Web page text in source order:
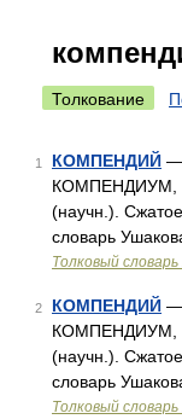
Толкование
1 КОМПЕНДИЙ —
КОМПЕНДИУМ,
(научн.).
словарь
Толковый
2 КОМПЕНДИЙ —
КОМПЕНДИУМ,
(научн.).
словарь
Толковый